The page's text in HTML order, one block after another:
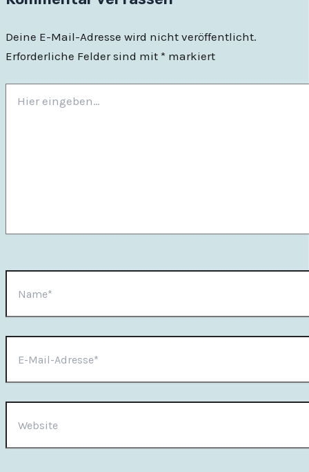
Deine E-Mail-Adresse wird nicht veröffentlicht.
Erforderliche Felder sind mit * markiert
eingeben…
Mail-